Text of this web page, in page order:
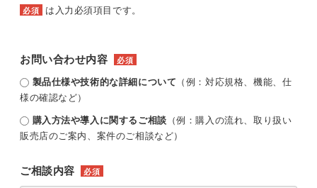
必須 は入力必須項目です。
お問い合わせ内容 必須
製品仕様や技術的な詳細について （例：対応規格、機能、仕
様の確認など）
購入方法や導入に関するご相談 （例：購入の流れ、取り扱い
販売店のご案内、案件のご相談など）
ご相談内容 必須